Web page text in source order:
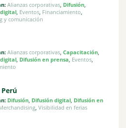
Alianzas corporativas, Difusión,
, Eventos, Financiamiento
y comunicación
Alianzas corporativas, Capacitación,
, Difusión en prensa, Eventos,
Difusión, Difusión digital, Difusión en
, Visibilidad en ferias